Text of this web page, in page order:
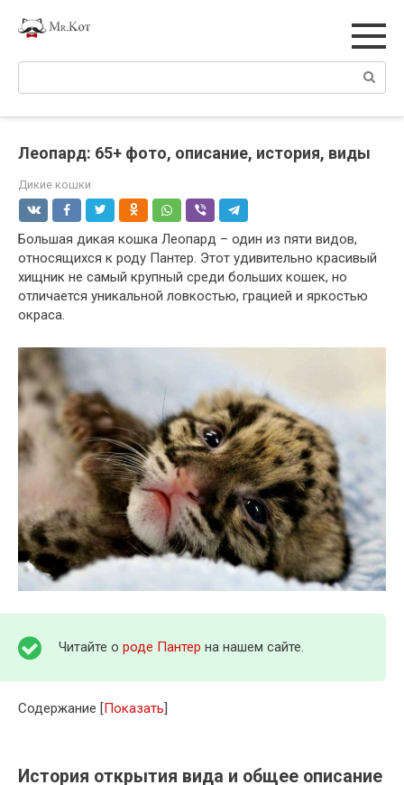
Поиск:
Леопард: 65+ фото, описание, история, виды
Дикие кошки
Большая дикая кошка Леопард – один из пяти видов,
относящихся к роду Пантер. Этот удивительно красивый
хищник не самый крупный среди больших кошек, но
отличается уникальной ловкостью, грацией и яркостью
окраса.
Читайте о роде Пантер на нашем сайте.
Содержание [Показать]
История открытия вида и общее описание